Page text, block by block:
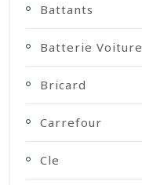
Battants
Batterie Voiture
Bricard
Carrefour
Cle